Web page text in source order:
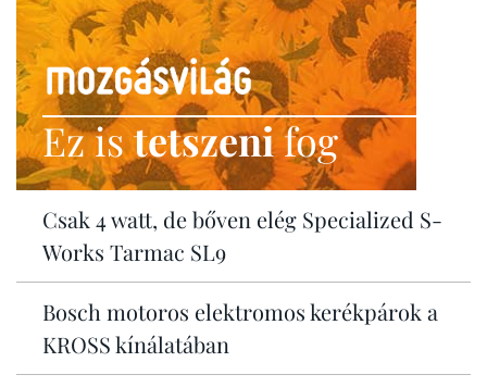
Ez istetszenifog
Csak 4 watt, de bőven elég Specialized S-
Works Tarmac SL9
Bosch motoros elektromos kerékpárok a
KROSS kínálatában